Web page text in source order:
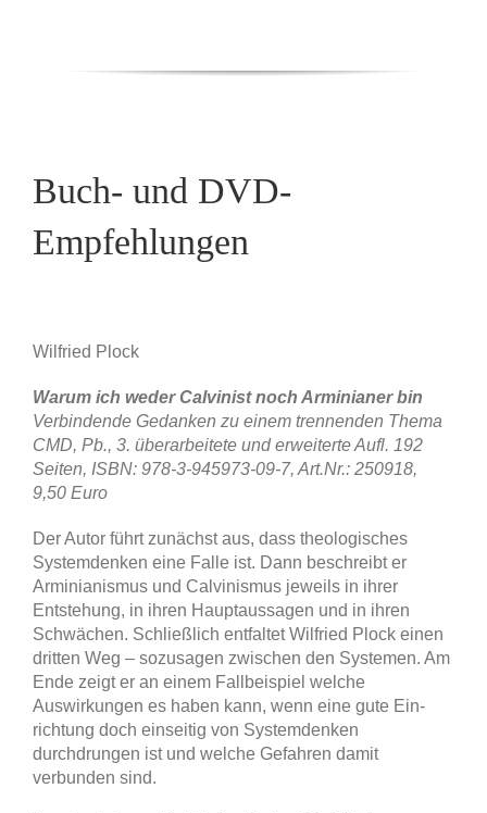
Buch- und DVD-
Empfehlungen
Wilfried Plock
Warum ich weder Calvinist noch Arminianer bin
Verbindende Gedanken zu einem trennenden Thema
CMD, Pb., 3. überarbeitete und erweiterte Aufl. 192
Seiten, ISBN: 978-3-945973-09-7, Art.Nr.: 250918,
9,50 Euro
Der Autor führt zunächst aus, dass theologisches
Systemdenken eine Falle ist. Dann beschreibt er
Arminianismus und Calvinismus jeweils in ihrer
Entstehung, in ihren Hauptaussagen und in ihren
Schwächen. Schließlich entfaltet Wilfried Plock einen
dritten Weg – sozusagen zwischen den Systemen. Am
Ende zeigt er an einem Fallbeispiel welche
Auswirkungen es haben kann, wenn eine gute Ein-
richtung doch einseitig von Systemdenken
durchdrungen ist und welche Gefahren damit
verbunden sind.